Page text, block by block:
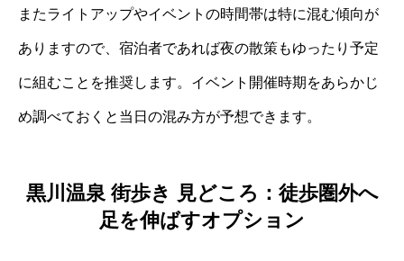
またライトアップやイベントの時間帯は特に混む傾向が
ありますので、宿泊者であれば夜の散策もゆったり予定
に組むことを推奨します。イベント開催時期をあらかじ
め調べておくと当日の混み方が予想できます。
黒川温泉 街歩き 見どころ：徒歩圏外へ
足を伸ばすオプション